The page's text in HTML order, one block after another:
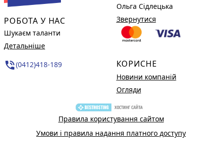
РОБОТА У НАС
Шукаєм таланти
Детальніше
phone_in_talk(0412)418-189
Ольга Сідлецька
Звернутися
КОРИСНЕ
Новини компаній
Огляди
Правила користування сайтом
Умови і правила надання платного доступу